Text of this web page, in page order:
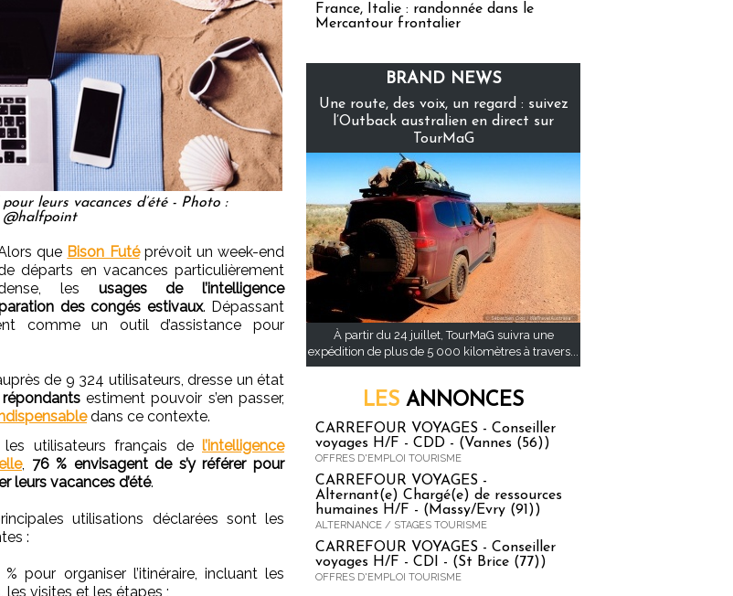
leurs vacances d’été - Photo :
@halfpoint
que Bison Futéprévoit un week-end
départs en vacances particulièrement
les usages de l’intelligence
des congés estivaux. Dépassant
comme un outil d’assistance pour
de 9 324 utilisateurs, dresse un état
estiment pouvoir s’en passer,
dans ce contexte.
les utilisateurs français de l’intelligence
, 76 % envisagent de s’y référer pour
leurs vacances d’été.
utilisations déclarées sont les
:
% pour organiser l’itinéraire, incluant les
les visites et les étapes ;
France, Italie : randonnée dans le
Mercantour frontalier
BRAND NEWS
Une route, des voix, un regard : suivez
l’Outback australien en direct sur
TourMaG
À partir du 24 juillet, TourMaG suivra une
expédition de plus de 5 000 kilomètres à travers...
LES ANNONCES
CARREFOUR VOYAGES - Conseiller
voyages H/F - CDD - (Vannes (56))
OFFRES D'EMPLOI TOURISME
CARREFOUR VOYAGES -
Alternant(e) Chargé(e) de ressources
humaines H/F - (Massy/Evry (91))
ALTERNANCE / STAGES TOURISME
CARREFOUR VOYAGES - Conseiller
voyages H/F - CDI - (St Brice (77))
OFFRES D'EMPLOI TOURISME